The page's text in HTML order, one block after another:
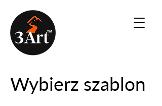
Wybierz szablon